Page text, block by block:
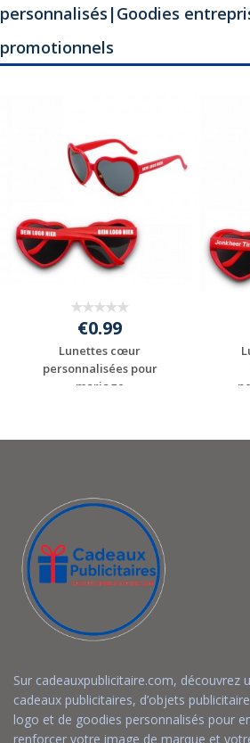
personnalisés|Goodies
promotionnels
€0.99
Lunettes cœur
personnalisées pour
mariage
Sur cadeauxpublicitaire.com, découvrez
cadeaux publicitaires, d’objets
logo et de goodies personnalisés pour
renforcer votre image de marque et